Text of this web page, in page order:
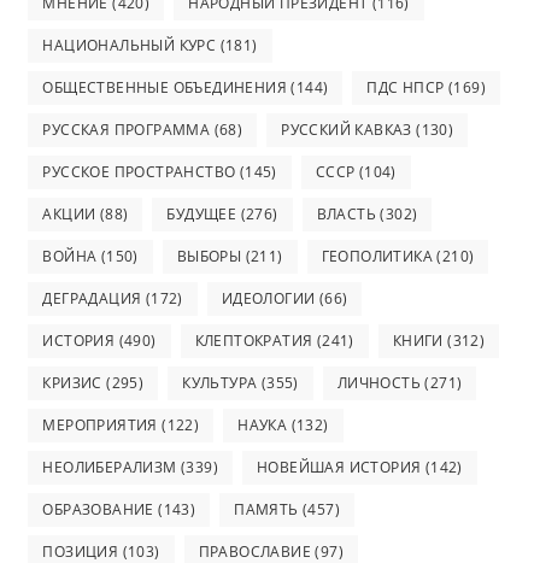
НАЦИОНАЛЬНЫЙ КУРС (181)
ОБЩЕСТВЕННЫЕ ОБЪЕДИНЕНИЯ (144) ПДС НПСР (169)
РУССКАЯ ПРОГРАММА (68) РУССКИЙ КАВКАЗ (130)
РУССКОЕ ПРОСТРАНСТВО (145) СССР (104)
АКЦИИ (88) БУДУЩЕЕ (276) ВЛАСТЬ (302)
ВОЙНА (150) ВЫБОРЫ (211) ГЕОПОЛИТИКА(210)
ДЕГРАДАЦИЯ (172) ИДЕОЛОГИИ (66)
ИСТОРИЯ (490) КЛЕПТОКРАТИЯ (241) КНИГИ (312)
КРИЗИС (295) КУЛЬТУРА (355) ЛИЧНОСТЬ (271)
МЕРОПРИЯТИЯ (122) НАУКА (132)
НЕОЛИБЕРАЛИЗМ (339) НОВЕЙШАЯ ИСТОРИЯ (142)
ОБРАЗОВАНИЕ (143) ПАМЯТЬ (457)
ПОЗИЦИЯ (103) ПРАВОСЛАВИЕ (97)